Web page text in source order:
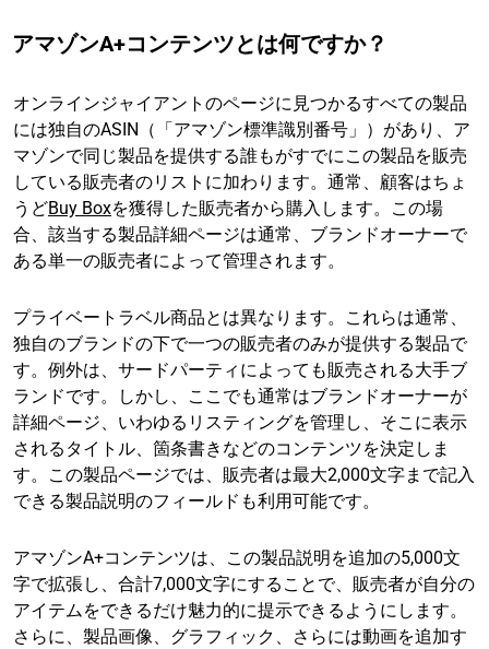
アマゾンA+コンテンツとは何ですか？
オンラインジャイアントのページに見つかるすべての製品
には独自のASIN（「アマゾン標準識別番号」）があり、ア
マゾンで同じ製品を提供する誰もがすでにこの製品を販売
している販売者のリストに加わります。通常、顧客はちょ
うどBuy Boxを獲得した販売者から購入します。この場
合、該当する製品詳細ページは通常、ブランドオーナーで
ある単一の販売者によって管理されます。
プライベートラベル商品とは異なります。これらは通常、
独自のブランドの下で一つの販売者のみが提供する製品で
す。例外は、サードパーティによっても販売される大手ブ
ランドです。しかし、ここでも通常はブランドオーナーが
詳細ページ、いわゆるリスティングを管理し、そこに表示
されるタイトル、箇条書きなどのコンテンツを決定しま
す。この製品ページでは、販売者は最大2,000文字まで記入
できる製品説明のフィールドも利用可能です。
アマゾンA+コンテンツは、この製品説明を追加の5,000文
字で拡張し、合計7,000文字にすることで、販売者が自分の
アイテムをできるだけ魅力的に提示できるようにします。
さらに、製品画像、グラフィック、さらには動画を追加す